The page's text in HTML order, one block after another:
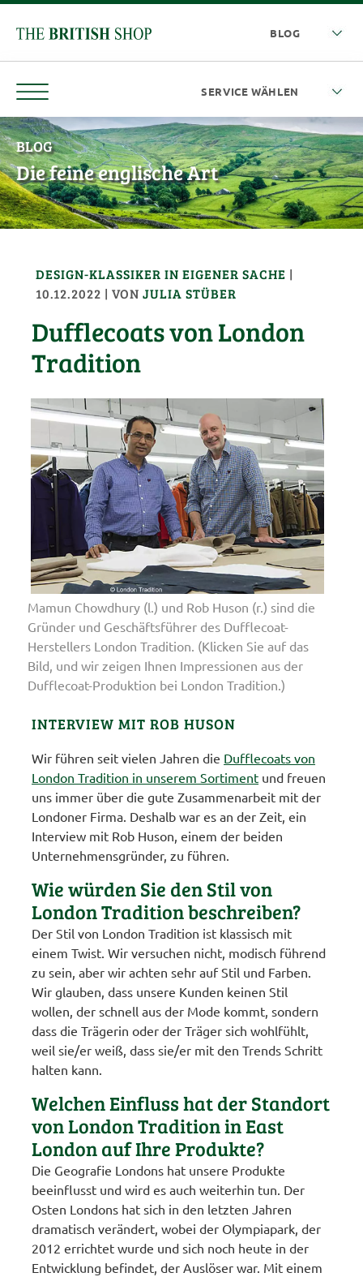
BLOG
Die feine englische Art
DESIGN-KLASSIKERIN EIGENER SACHE |
10.12.2022 | VONJULIA STÜBER
Dufflecoats von London
Tradition
Mamun Chowdhury (l.) und Rob Huson (r.) sind die
Gründer und Geschäftsführer des Dufflecoat-
Herstellers London Tradition. (Klicken Sie auf das
Bild, und wir zeigen Ihnen Impressionen aus der
Dufflecoat-Produktion bei London Tradition.)
INTERVIEW MIT ROB HUSON
Wir führen seit vielen Jahren die Dufflecoats von
London Tradition in unserem Sortiment und freuen
uns immer über die gute Zusammenarbeit mit der
Londoner Firma. Deshalb war es an der Zeit, ein
Interview mit Rob Huson, einem der beiden
Unternehmensgründer, zu führen.
Wie würden Sie den Stil von
London Tradition beschreiben?
Der Stil von London Tradition ist klassisch mit
einem Twist. Wir versuchen nicht, modisch führend
zu sein, aber wir achten sehr auf Stil und Farben.
Wir glauben, dass unsere Kunden keinen Stil
wollen, der schnell aus der Mode kommt, sondern
dass die Trägerin oder der Träger sich wohlfühlt,
weil sie/er weiß, dass sie/er mit den Trends Schritt
halten kann.
Welchen Einfluss hat der Standort
von London Tradition in East
London auf Ihre Produkte?
Die Geografie Londons hat unsere Produkte
beeinflusst und wird es auch weiterhin tun. Der
Osten Londons hat sich in den letzten Jahren
dramatisch verändert, wobei der Olympiapark, der
2012 errichtet wurde und sich noch heute in der
Entwicklung befindet, der Auslöser war. Mit einem